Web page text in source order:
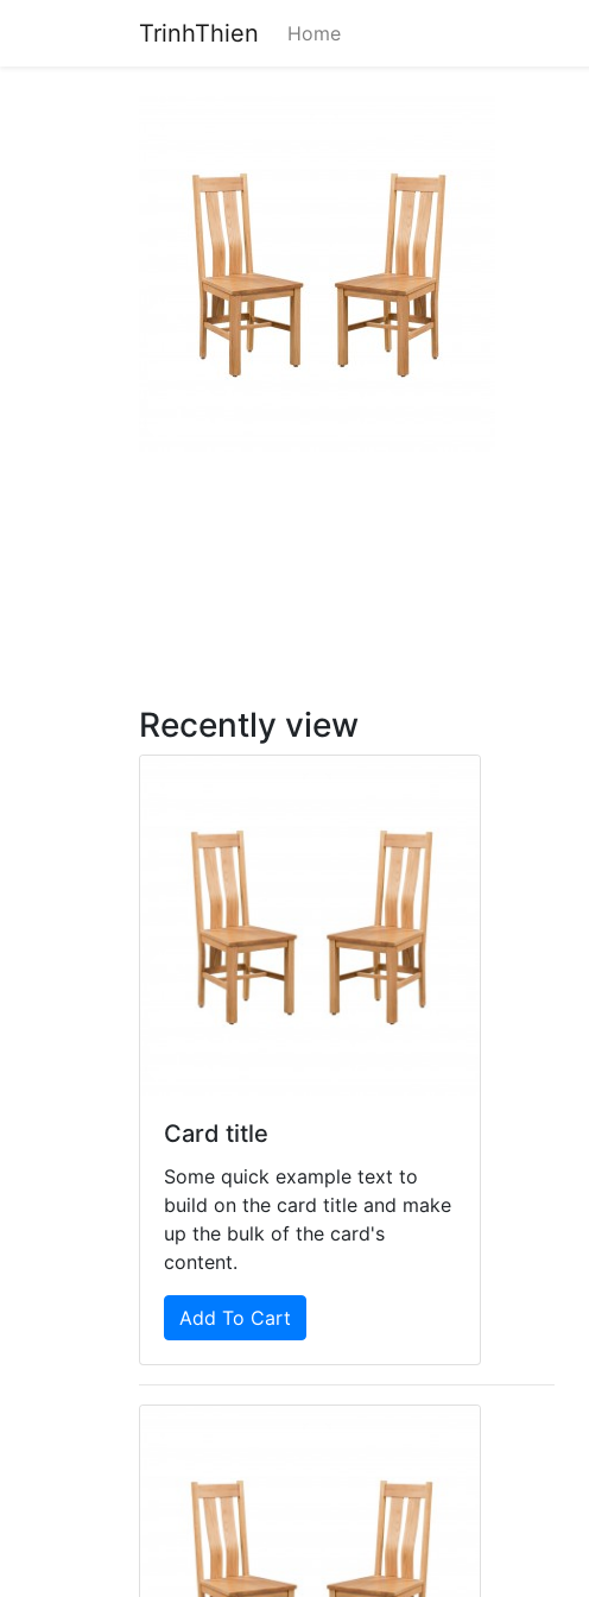
TrinhThien Home
Recently view
Card title
Some quick example text to
build on the card title and make
up the bulk of the card's
content.
Add To Cart